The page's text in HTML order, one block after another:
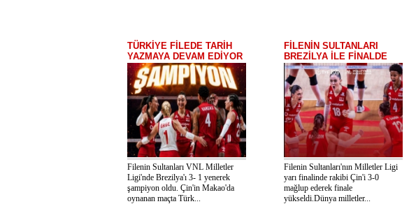
TÜRKİYE FİLEDE TARİH
YAZMAYA DEVAM EDİYOR
Filenin Sultanları VNL Milletler
Ligi'nde Brezilya'ı 3- 1 yenerek
şampiyon oldu. Çin'in Makao'da
oynanan maçta Türk...
FİLENİN SULTANLARI
BREZİLYA İLE FİNALDE
Filenin Sultanları'nın Milletler Ligi
yarı finalinde rakibi Çin'i 3-0
mağlup ederek finale
yükseldi.Dünya milletler...